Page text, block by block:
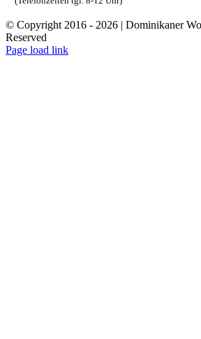
© Copyright 2016 - 2026 | Dominikaner
Reserved
Facebook
Rss
Page load link